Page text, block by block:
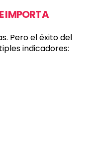
IMPORTA
Pero el éxito del
indicadores: